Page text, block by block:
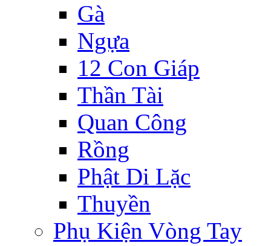
Gà
Ngựa
12 Con Giáp
Thần Tài
Quan Công
Rồng
Phật Di Lặc
Thuyền
Phụ Kiện Vòng Tay